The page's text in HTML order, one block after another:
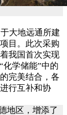
大地远通所建
目。此次采购
我国首次实现
学储能”中的
完美结合，各
行互补和协
地区，增添了